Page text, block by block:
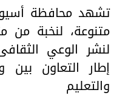
تشهد محافظة
متنوعة، لنخبة
لنشر الوعي
إطار التعاون بين
والتعليم